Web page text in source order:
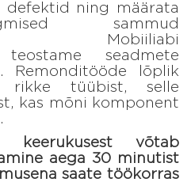
defektid ning määrata
sammud
Mobiiliabi
teostame seadmete
Remonditööde lõplik
rikke tüübist, selle
kas mõni komponent
keerukusest võtab
aega 30 minutist
saate töökorras